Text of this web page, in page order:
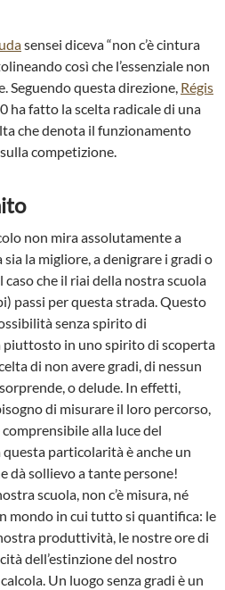
sensei diceva “non c’è cintura
così che l’essenziale non
Seguendo questa direzione, Régis
ha fatto la scelta radicale di una
che denota il funzionamento
competizione.
non mira assolutamente a
la migliore, a denigrare i gradi o
che il riai della nostra scuola
passi per questa strada. Questo
senza spirito di
piuttosto in uno spirito di scoperta
di non avere gradi, di nessun
o delude. In effetti,
di misurare il loro percorso,
alla luce del
particolarità è anche un
dà sollievo a tante persone!
scuola, non c’è misura, né
mondo in cui tutto si quantifica: le
produttività, le nostre ore di
dell’estinzione del nostro
Un luogo senza gradi è un